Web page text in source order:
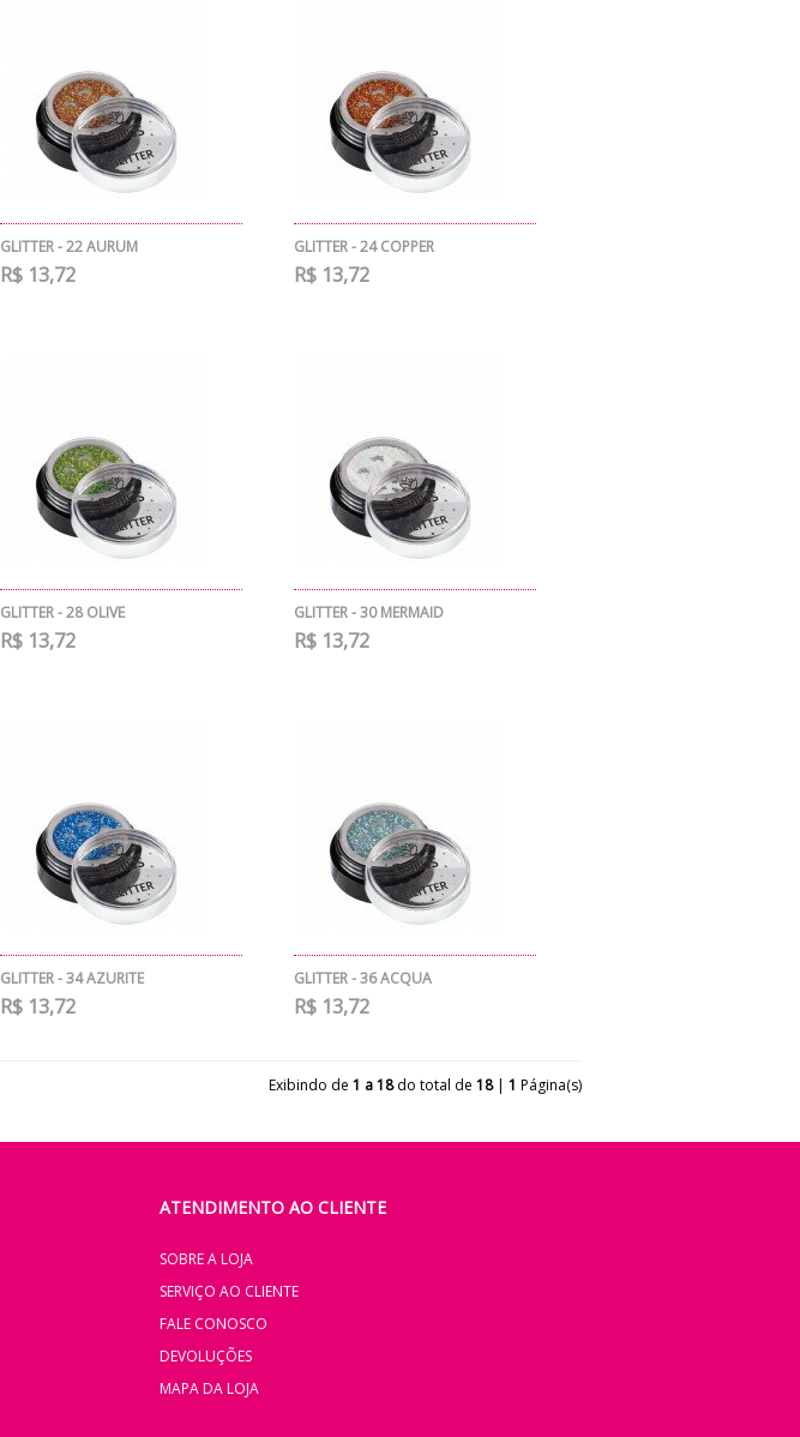
GLITTER - 22 AURUM
R$ 13,72
GLITTER - 24 COPPER
R$ 13,72
GLITTER - 28 OLIVE
R$ 13,72
GLITTER - 30 MERMAID
R$ 13,72
GLITTER - 34 AZURITE
R$ 13,72
GLITTER - 36 ACQUA
R$ 13,72
Exibindo de 1 a 18do total de 18| 1 Página(s)
ATENDIMENTO AO CLIENTE
SOBRE A LOJA
SERVIÇO AO CLIENTE
FALE CONOSCO
DEVOLUÇÕES
MAPA DA LOJA